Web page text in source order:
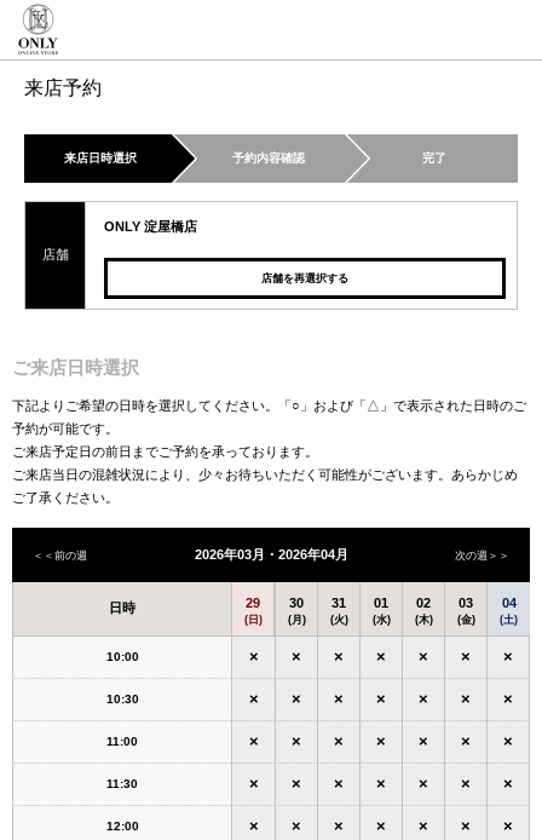
来店予約
来店日時選択 予約内容確認 完了
店舗
ONLY 淀屋橋店
店舗を再選択する
ご来店日時選択
下記よりご希望の日時を選択してください。「○」および「△」で表示された日時のご
予約が可能です。
ご来店予定日の前日までご予約を承っております。
ご来店当日の混雑状況により、少々お待ちいただく可能性がございます。あらかじめ
ご了承ください。
＜＜前の週 2026年03月・2026年04月 次の週＞＞
日時 29
(日)
30
(月)
31
(火)
01
(水)
02
(木)
03
(金)
04
(土)
10:00 × × × × × × ×
10:30 × × × × × × ×
11:00 × × × × × × ×
11:30 × × × × × × ×
12:00 × × × × × × ×